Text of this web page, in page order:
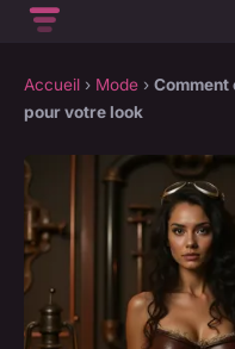
Accueil › Mode › Comment
pour votre look